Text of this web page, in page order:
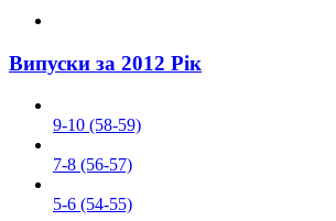
Випуски за 2012 Рік
9-10 (58-59)
7-8 (56-57)
5-6 (54-55)